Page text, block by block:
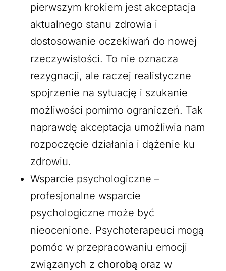
pierwszym krokiem jest akceptacja
aktualnego stanu zdrowia i
dostosowanie oczekiwań do nowej
rzeczywistości. To nie oznacza
rezygnacji, ale raczej realistyczne
spojrzenie na sytuację i szukanie
możliwości pomimo ograniczeń. Tak
naprawdę akceptacja umożliwia nam
rozpoczęcie działania i dążenie ku
zdrowiu.
Wsparcie psychologiczne –
profesjonalne wsparcie
psychologiczne może być
nieocenione. Psychoterapeuci mogą
pomóc w przepracowaniu emocji
związanych z chorobą oraz w